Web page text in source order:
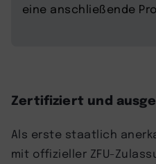
eine anschließende
Zertifiziert und
Als erste staatlich
mit offizieller ZFU-